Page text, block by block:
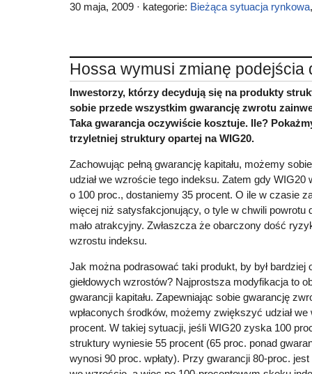
30 maja, 2009 · kategorie: Bieżąca sytuacja rynkowa
Hossa wymusi zmianę podejścia
Inwestorzy, którzy decydują się na produkty
sobie przede wszystkim gwarancję zwrotu
Taka gwarancja oczywiście kosztuje. Ile?
trzyletniej struktury opartej na WIG20.
Zachowując pełną gwarancję kapitału, możemy
udział we wzroście tego indeksu. Zatem gdy
o 100 proc., dostaniemy 35 procent. O ile w czasie
więcej niż satysfakcjonujący, o tyle w chwili powrotu
mało atrakcyjny. Zwłaszcza że obarczony dość
wzrostu indeksu.
Jak można podrasować taki produkt, by był bardziej
giełdowych wzrostów? Najprostsza modyfikacja to
gwarancji kapitału. Zapewniając sobie gwarancję
wpłaconych środków, możemy zwiększyć udział
procent. W takiej sytuacji, jeśli WIG20 zyska 100
struktury wyniesie 55 procent (65 proc. ponad
wynosi 90 proc. wpłaty). Przy gwarancji 80-proc. jest